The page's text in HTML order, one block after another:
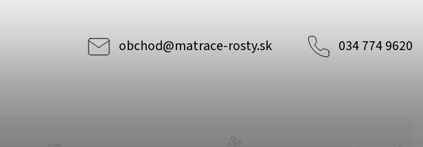
obchod@matrace-rosty.sk 034 774 9620